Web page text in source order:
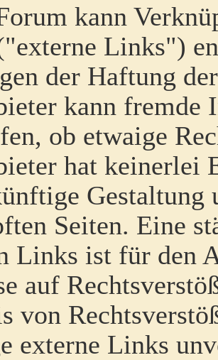
kann
Links")
der Haftung
kann fremde
ob etwaige
hat keinerlei
Gestaltung
Seiten. Eine
Links ist für den
auf
von
externe Links